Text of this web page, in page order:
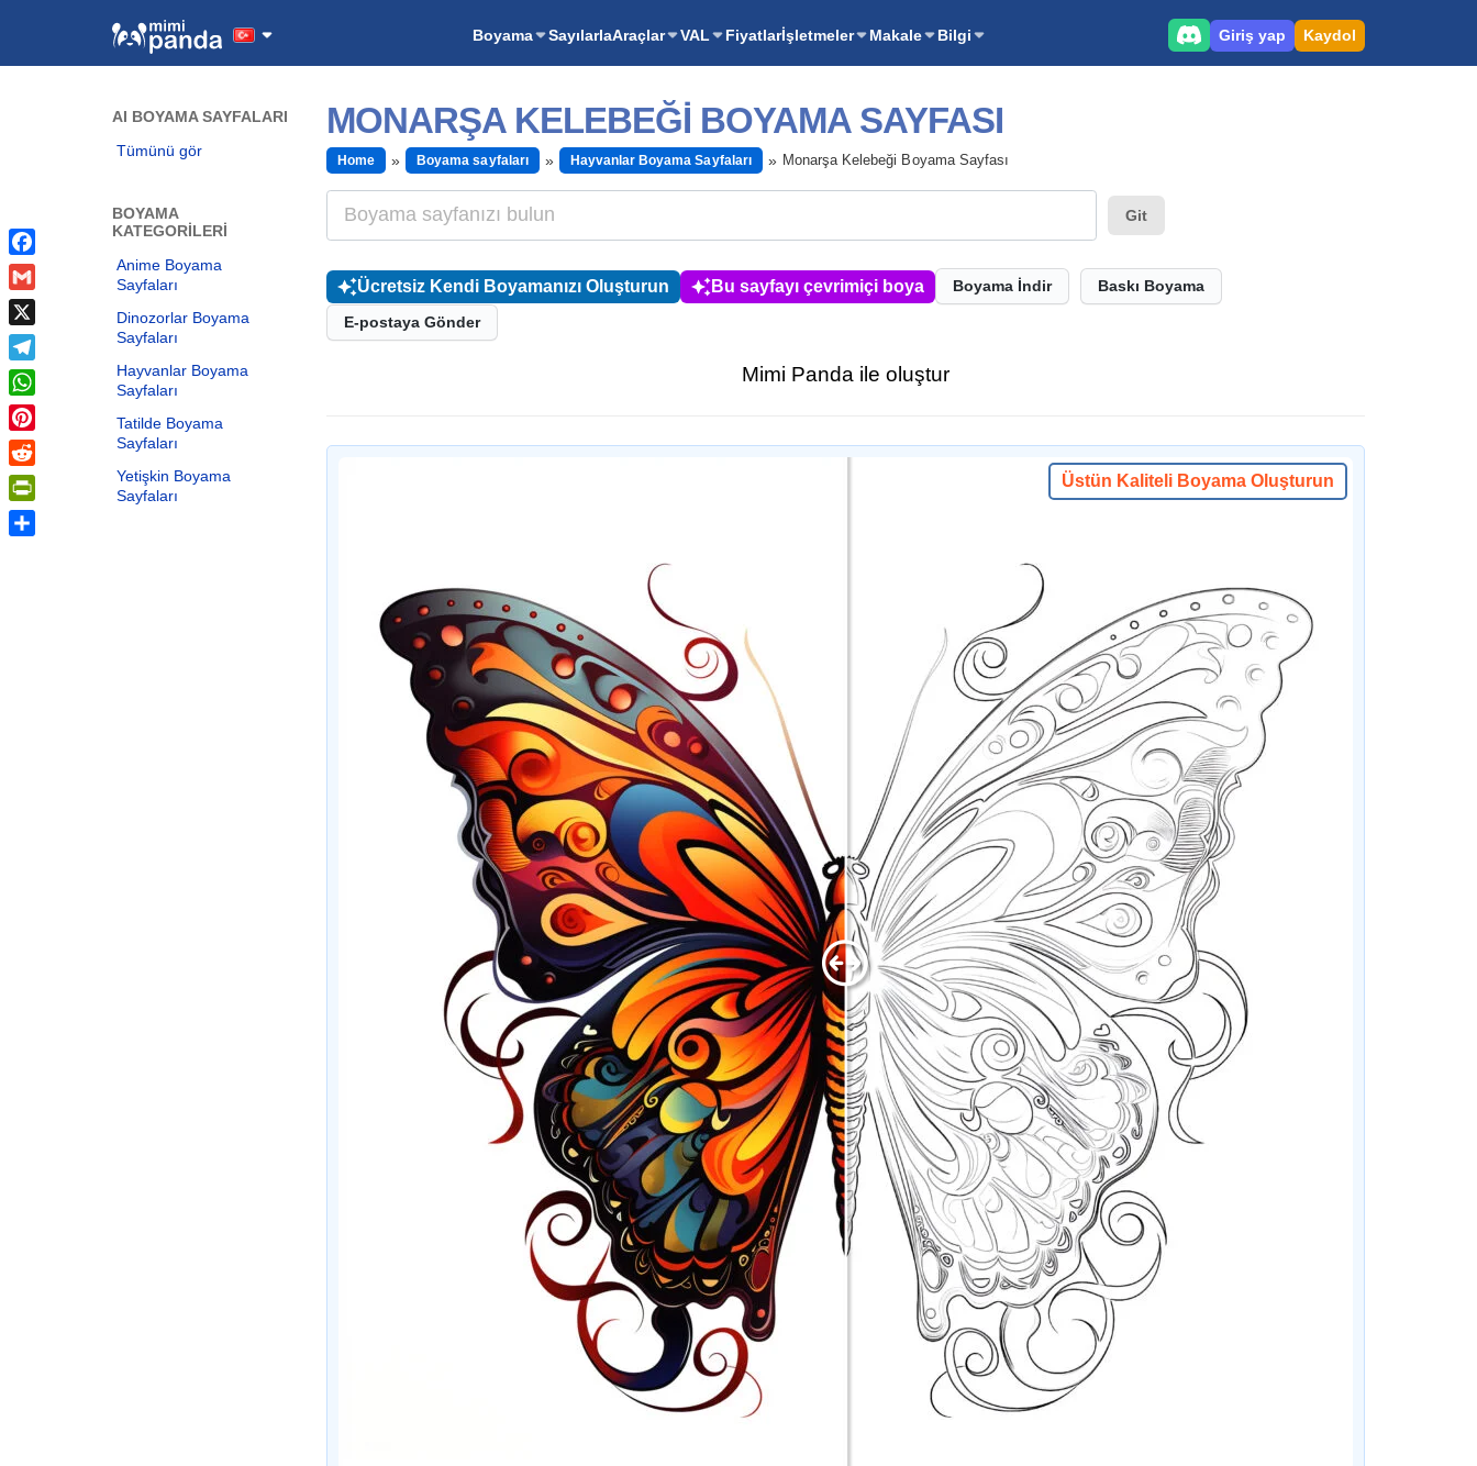
Boyama SayılarlaAraçlar VAL Fiyatlarİşletmeler Makale Bilgi Giriş yap Kaydol
AI BOYAMA SAYFALARI
Tümünü gör
BOYAMA
KATEGORILERI
Anime Boyama
Sayfaları
Dinozorlar Boyama
Sayfaları
Hayvanlar Boyama
Sayfaları
Tatilde Boyama
Sayfaları
Yetişkin Boyama
Sayfaları
MONARŞA KELEBEĞI BOYAMA SAYFASI
Home Boyama sayfaları Hayvanlar Boyama Sayfaları Monarşa Kelebeği Boyama Sayfası
Git
Ücretsiz Kendi Boyamanızı Oluşturun Bu sayfayı çevrimiçi boya Boyama İndir Baskı Boyama
E-postaya Gönder
Mimi Panda ile oluştur
Üstün Kaliteli Boyama Oluşturun
Facebook
Gmail
X
Telegram
WhatsApp
Pinterest
Reddit
PrintFriendly